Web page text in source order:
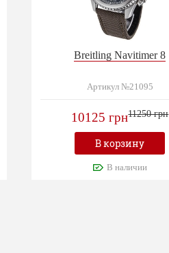
Breitling Navitimer 8
Артикул №21095
10125 грн11250 грн
В корзину
В наличии